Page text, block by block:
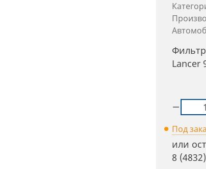
Lancer
Под
или
8